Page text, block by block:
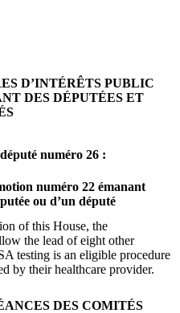
D’INTÉRÊTS PUBLIC
DES DÉPUTÉES ET
numéro 26 :
numéro 22 émanant
ou d’un député
of this House, the
the lead of eight other
testing is an eligible procedure
by their healthcare provider.
DES COMITÉS